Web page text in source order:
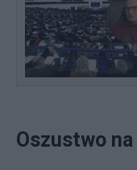
Oszustwo